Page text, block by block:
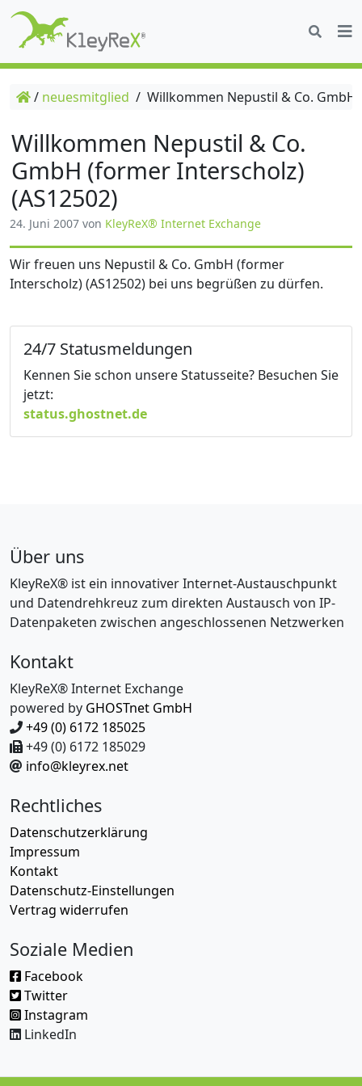
/ neuesmitglied / Willkommen Nepustil & Co.
Willkommen Nepustil & Co.
GmbH (former Interscholz)
(AS12502)
24. Juni 2007 von KleyReX® Internet Exchange
Wir freuen uns Nepustil & Co. GmbH (former
Interscholz) (AS12502) bei uns begrüßen zu dürfen.
24/7 Statusmeldungen
Kennen Sie schon unsere Statusseite? Besuchen Sie
jetzt:
status.ghostnet.de
Über uns
KleyReX® ist ein innovativer Internet-Austauschpunkt
und Datendrehkreuz zum direkten Austausch von IP-
Datenpaketen zwischen angeschlossenen Netzwerken
Kontakt
KleyReX® Internet Exchange
powered by GHOSTnet GmbH
+49 (0) 6172 185025
+49 (0) 6172 185029
info@kleyrex.net
Rechtliches
Datenschutzerklärung
Impressum
Kontakt
Datenschutz-Einstellungen
Vertrag widerrufen
Soziale Medien
Facebook
Twitter
Instagram
LinkedIn